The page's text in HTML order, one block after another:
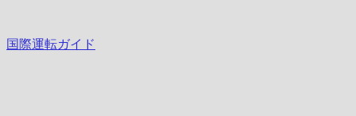
国際運転ガイド